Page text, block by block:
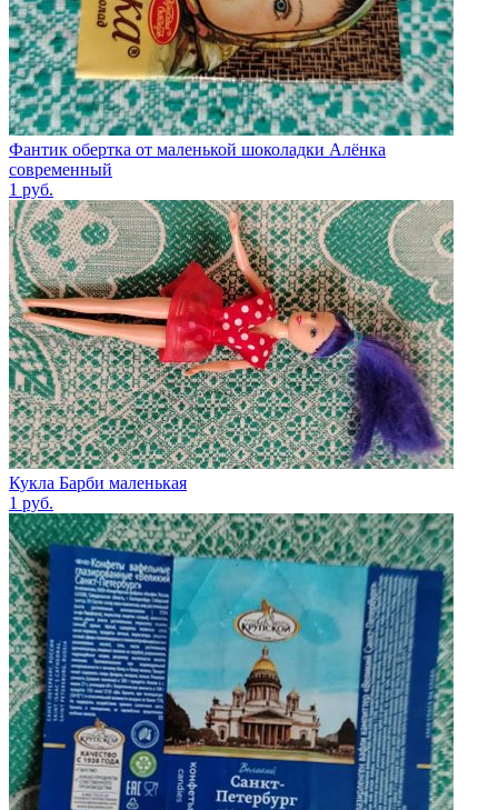
Фантик обертка от маленькой шоколадки Алёнка
современный
1 руб.
Кукла Барби маленькая
1 руб.